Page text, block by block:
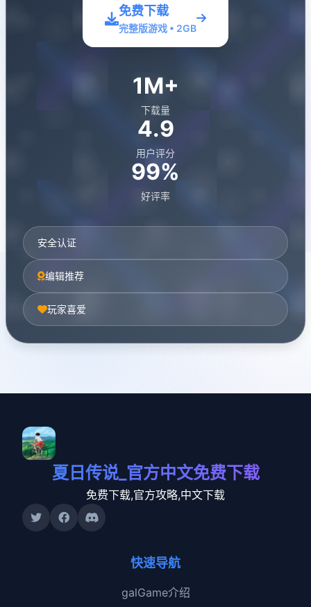
免费下载
完整版游戏 • 2GB
1M+
下载量
4.9
用户评分
99%
好评率
安全认证
编辑推荐
玩家喜爱
夏日传说_官方中文免费下载
免费下载,官方攻略,中文下载
快速导航
galGame介绍